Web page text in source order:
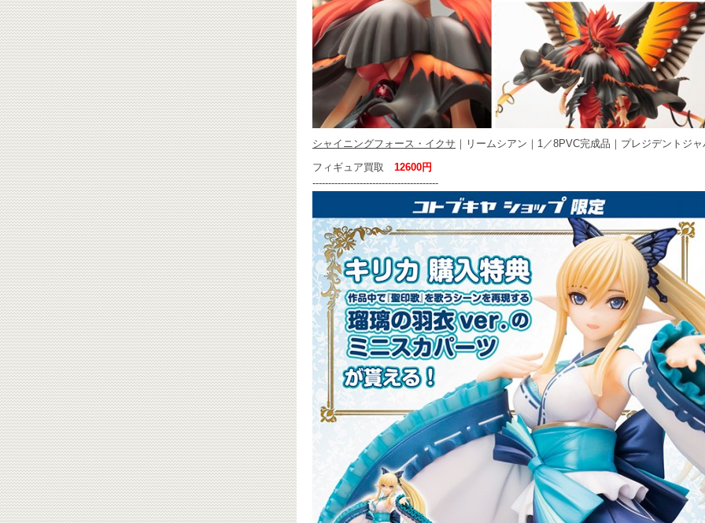
シャイニングフォース・イクサ ｜リームシアン｜1／8PVC完成品｜プレジデントジ
フィギュア買取 12600円
----------------------------------------